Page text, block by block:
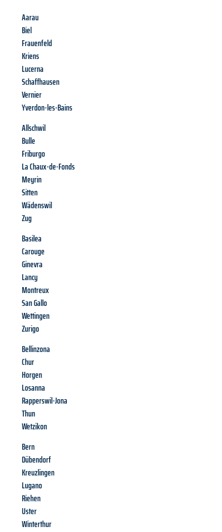
Aarau
Biel
Frauenfeld
Kriens
Lucerna
Schaffhausen
Vernier
Yverdon-les-Bains
Allschwil
Bulle
Friburgo
La Chaux-de-Fonds
Meyrin
Sitten
Wädenswil
Zug
Basilea
Carouge
Ginevra
Lancy
Montreux
San Gallo
Wettingen
Zurigo
Bellinzona
Chur
Horgen
Losanna
Rapperswil-Jona
Thun
Wetzikon
Bern
Dübendorf
Kreuzlingen
Lugano
Riehen
Uster
Winterthur